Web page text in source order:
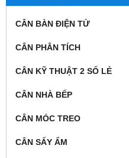
CÂN BÀN ĐIỆN TỬ
CÂN PHÂN TÍCH
CÂN KỸ THUẬT 2 SỐ LẺ
CÂN NHÀ BẾP
CÂN MÓC TREO
CÂN SẤY ẨM